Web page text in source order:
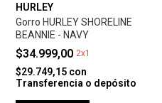
HURLEY
Gorro HURLEY SHORELINE
BEANNIE - NAVY
$34.999,00 2x1
$29.749,15 con
Transferencia o depósito